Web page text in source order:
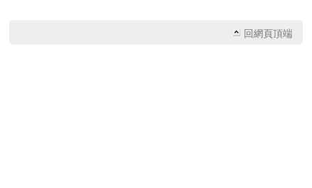
回網頁頂端